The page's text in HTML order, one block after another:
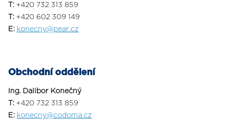
T: +420 732 313 859
T: +420 602 309 149
E: konecny@pear.cz
Obchodní oddělení
Ing. Dalibor Konečný
T: +420 732 313 859
E: konecny@codoma.cz